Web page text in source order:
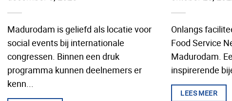
Madurodam is geliefd als locatie voor
social events bij internationale
congressen. Binnen een druk
programma kunnen deelnemers er
kenn...
Onlangs
Food Service
Madurodam.
inspirerende
LEES MEER